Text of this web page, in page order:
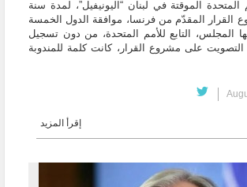
المتحدة الموقتة في لبنان “اليونيفيل”، لمدة سنة
القرار المقدّم من فرنسا، موافقة الدول الخمسة
المجلس، التابع للأمم المتحدة، من دون تسجيل
على مشروع القرار، كانت كلمة للمندوبة
إقرأ المزيد